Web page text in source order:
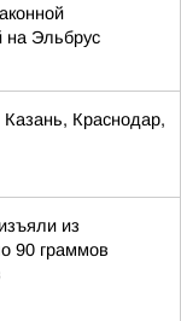
на Эльбрус
Краснодар,
из
90 граммов